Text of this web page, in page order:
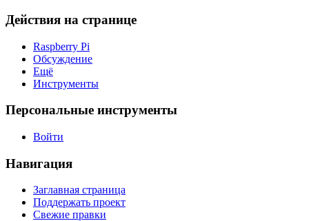
Действия на странице
Raspberry Pi
Обсуждение
Ещё
Инструменты
Персональные инструменты
Войти
Навигация
Заглавная страница
Поддержать проект
Свежие правки